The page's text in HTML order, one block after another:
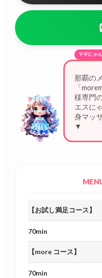
マギにゃ
那覇の
「
様専門
エスに
身マッ
れ
【お試し満足コース】
70min
【more コース】